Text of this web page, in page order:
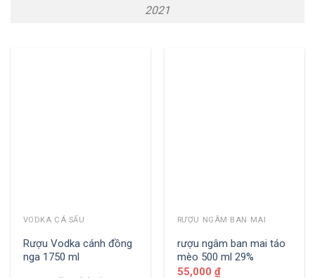
2021
VODKA CÁ SẤU
Rượu Vodka cánh đồng
nga 1750 ml
RƯỢU NGÂM BAN MAI
rượu ngâm ban mai táo
mèo 500 ml 29%
55,000 ₫